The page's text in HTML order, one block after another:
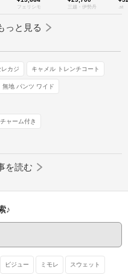
フェリシモ 三越・伊勢丹 .st
っと見る
レカジ キャメル トレンチコート
無地 パンツ ワイド
ャーム付き
を読む
♪
ビジュー ミモレ スウェット